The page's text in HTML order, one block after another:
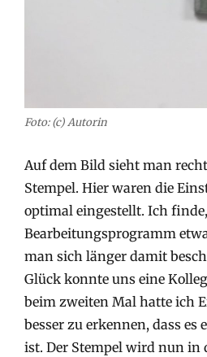
Foto: (c) Autorin
Auf dem Bild sieht man
Stempel. Hier waren die
optimal eingestellt. Ich
Bearbeitungsprogramm
man sich länger damit
Glück konnte uns eine
beim zweiten Mal hatte ich
besser zu erkennen, dass es
ist. Der Stempel wird nun in